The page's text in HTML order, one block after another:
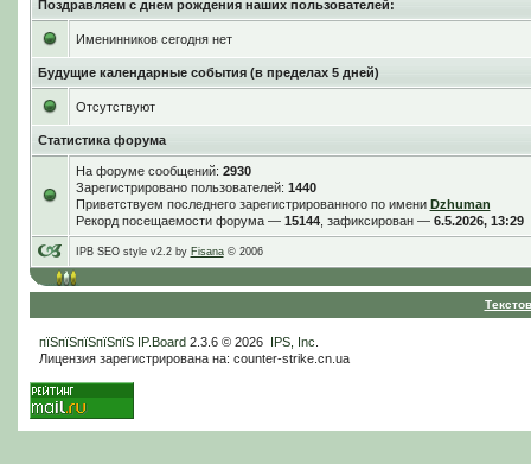
Поздравляем с днем рождения наших пользователей:
Именинников сегодня нет
Будущие календарные события (в пределах 5 дней)
Отсутствуют
Статистика форума
На форуме сообщений: 2930
Зарегистрировано пользователей: 1440
Приветствуем последнего зарегистрированного по имени Dzhuman
Рекорд посещаемости форума — 15144, зафиксирован — 6.5.2026, 13:29
IPB SEO style v2.2 by Fisana© 2006
пїЅпїЅпїЅпїЅпїЅ IP.Board2.3.6 © 2026 IPS, Inc
Лицензия зарегистрирована на: counter-strike.cn.ua